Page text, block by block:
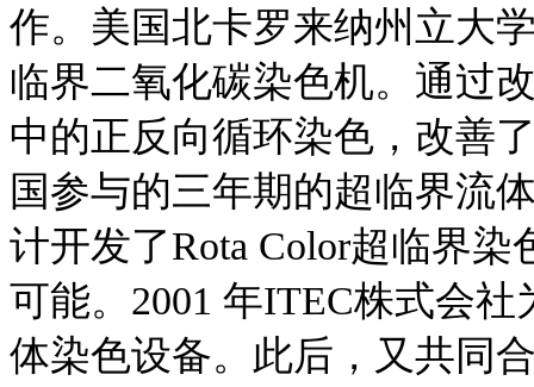
作。美国北卡罗来纳州立大
临界二氧化碳染色机。通过
中的正反向循环染色，改善
国参与的三年期的超临界流
计开发了Rota Color超临界
可能。2001 年ITEC株式会
体染色设备。此后，又共同